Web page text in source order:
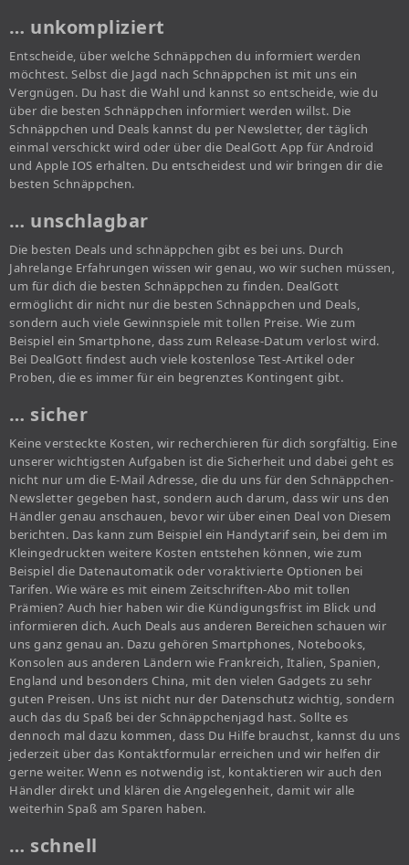
… unkompliziert
Entscheide, über welche Schnäppchen du informiert werden
möchtest. Selbst die Jagd nach Schnäppchen ist mit uns ein
Vergnügen. Du hast die Wahl und kannst so entscheide, wie du
über die besten Schnäppchen informiert werden willst. Die
Schnäppchen und Deals kannst du per Newsletter, der täglich
einmal verschickt wird oder über die DealGott App für Android
und Apple IOS erhalten. Du entscheidest und wir bringen dir die
besten Schnäppchen.
… unschlagbar
Die besten Deals und schnäppchen gibt es bei uns. Durch
Jahrelange Erfahrungen wissen wir genau, wo wir suchen müssen,
um für dich die besten Schnäppchen zu finden. DealGott
ermöglicht dir nicht nur die besten Schnäppchen und Deals,
sondern auch viele Gewinnspiele mit tollen Preise. Wie zum
Beispiel ein Smartphone, dass zum Release-Datum verlost wird.
Bei DealGott findest auch viele kostenlose Test-Artikel oder
Proben, die es immer für ein begrenztes Kontingent gibt.
… sicher
Keine versteckte Kosten, wir recherchieren für dich sorgfältig. Eine
unserer wichtigsten Aufgaben ist die Sicherheit und dabei geht es
nicht nur um die E-Mail Adresse, die du uns für den Schnäppchen-
Newsletter gegeben hast, sondern auch darum, dass wir uns den
Händler genau anschauen, bevor wir über einen Deal von Diesem
berichten. Das kann zum Beispiel ein Handytarif sein, bei dem im
Kleingedruckten weitere Kosten entstehen können, wie zum
Beispiel die Datenautomatik oder voraktivierte Optionen bei
Tarifen. Wie wäre es mit einem Zeitschriften-Abo mit tollen
Prämien? Auch hier haben wir die Kündigungsfrist im Blick und
informieren dich. Auch Deals aus anderen Bereichen schauen wir
uns ganz genau an. Dazu gehören Smartphones, Notebooks,
Konsolen aus anderen Ländern wie Frankreich, Italien, Spanien,
England und besonders China, mit den vielen Gadgets zu sehr
guten Preisen. Uns ist nicht nur der Datenschutz wichtig, sondern
auch das du Spaß bei der Schnäppchenjagd hast. Sollte es
dennoch mal dazu kommen, dass Du Hilfe brauchst, kannst du uns
jederzeit über das Kontaktformular erreichen und wir helfen dir
gerne weiter. Wenn es notwendig ist, kontaktieren wir auch den
Händler direkt und klären die Angelegenheit, damit wir alle
weiterhin Spaß am Sparen haben.
… schnell